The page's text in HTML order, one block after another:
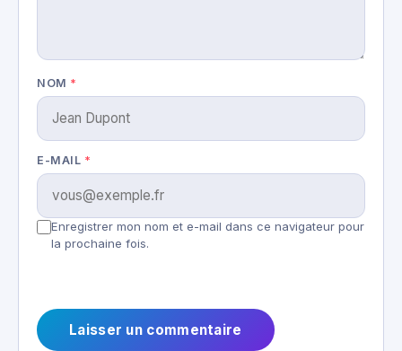
NOM *
E-MAIL *
Enregistrer mon nom et e-mail dans ce navigateur pour
la prochaine fois.